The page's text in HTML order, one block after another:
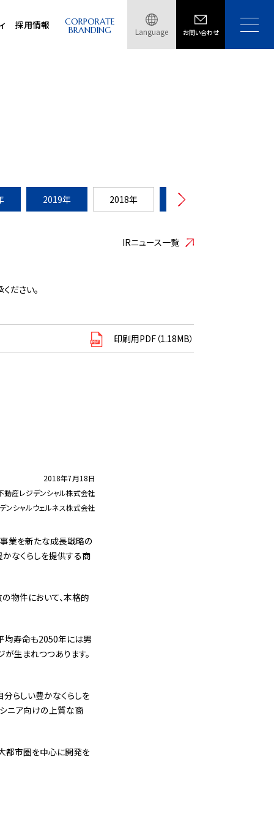
採用情報 CORPORATE
BRANDING Language お問い合わせ
2019年 2018年 2017年
IRニュース一覧
ださい。
印刷用PDF（1.18MB）
2018年7月18日
動産レジデンシャル株式会社
ンシャルウェルネス株式会社
業を新たな成長戦略の
なくらしを提供する商
物件において、本格的
均寿命も2050年には男
生まれつつあります。
分らしい豊かなくらしを
シニア向けの上質な商
都市圏を中心に開発を